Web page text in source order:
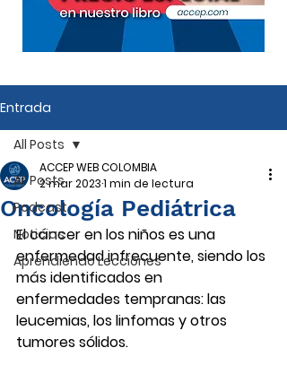
Entrada
All Posts
Podcast
Noticias
Aprendiendo Lecciones
All Posts
Oncología Pediátrica
ACCEP WEB COLOMBIA
2 mar 20231 min de lectura
El cáncer en los niños es una
enfermedad infrecuente, siendo los
más identificados en
enfermedades tempranas: las
leucemias, los linfomas y otros
tumores sólidos.